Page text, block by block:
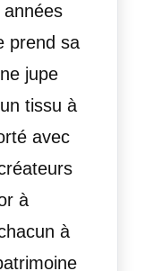
prend sa
jupe
tissu à
avec
à
à